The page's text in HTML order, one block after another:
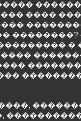
����
��������?
�